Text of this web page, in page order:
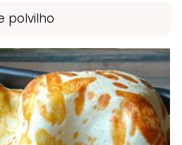
polvilho